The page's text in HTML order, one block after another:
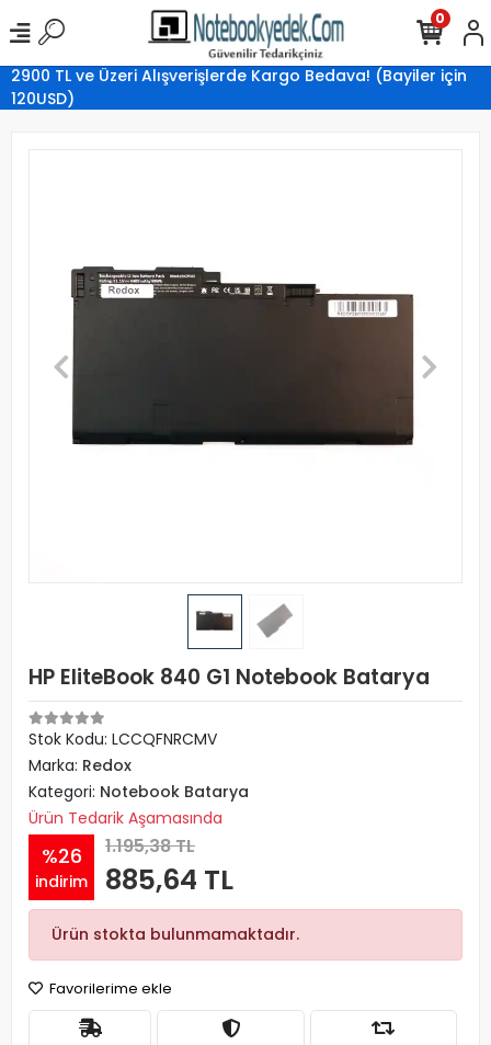
2900 TL ve Üzeri Alışverişlerde Kargo Bedava! (Bayiler için
120USD)
0
HP EliteBook 840 G1 Notebook Batarya
Stok Kodu: LCCQFNRCMV
Marka: Redox
Kategori: Notebook Batarya
Ürün Tedarik Aşamasında
%26
indirim
1.195,38 TL
885,64 TL
Ürün stokta bulunmamaktadır.
Favorilerime ekle